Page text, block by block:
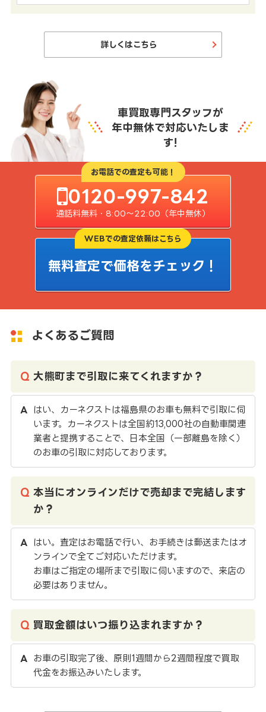
詳しくはこちら
車買取専門スタッフが
年中無休で対応いたしま
す!
お電話での査定も可能！
0120-997-842
通話料無料・8:00〜22:00（年中無休）
WEBでの査定依頼はこちら
無料査定で価格をチェック！
よくあるご質問
大熊町まで引取に来てくれますか？
はい、カーネクストは福島県のお車も無料で引取に伺
います。カーネクストは全国約13,000社の自動車関連
業者と提携することで、日本全国（一部離島を除く）
のお車の引取に対応しております。
本当にオンラインだけで売却まで完結します
か？
はい。査定はお電話で行い、お手続きは郵送またはオ
ンラインで全てご対応いただけます。
お車はご指定の場所まで引取に伺いますので、来店の
必要はありません。
買取金額はいつ振り込まれますか？
お車の引取完了後、原則1週間から2週間程度で買取
代金をお振込みいたします。